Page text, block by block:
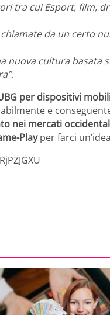
tra cui Esport, film,
da un certo
nuova cultura basata
.
per dispositivi
e
nei mercati
Playper farci